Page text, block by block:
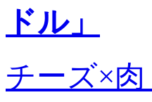
チーズ×